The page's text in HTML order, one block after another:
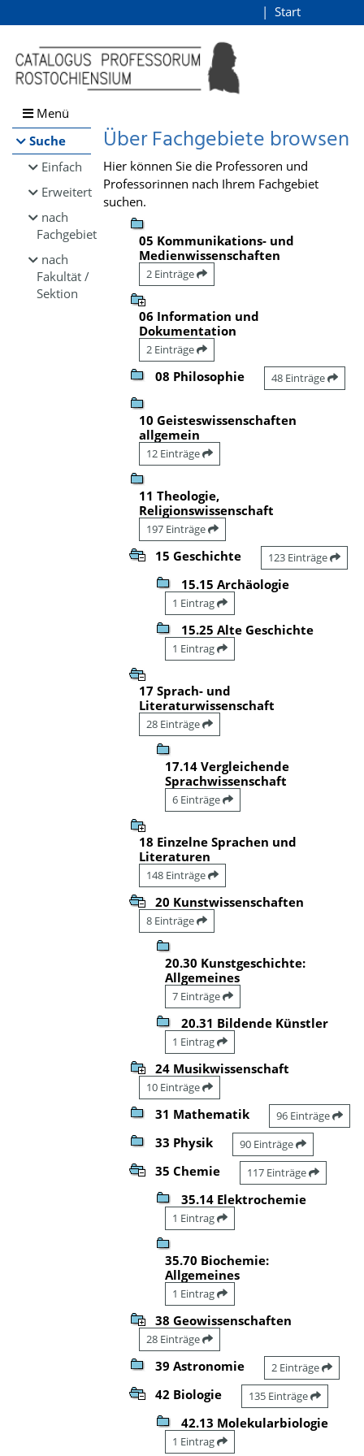
Browsen
direkt zum Inhalt
Start
Menü
Suche
Einfach
Erweitert
nach
Fachgebiet
nach
Fakultät /
Sektion
Über Fachgebiete browsen
Hier können Sie die Professoren und
Professorinnen nach Ihrem Fachgebiet
suchen.
05 Kommunikations- und
Medienwissenschaften
2 Einträge
06 Information und
Dokumentation
2 Einträge
08 Philosophie 48 Einträge
10 Geisteswissenschaften
allgemein
12 Einträge
11 Theologie,
Religionswissenschaft
197 Einträge
15 Geschichte 123 Einträge
15.15 Archäologie
1 Eintrag
15.25 Alte Geschichte
1 Eintrag
17 Sprach- und
Literaturwissenschaft
28 Einträge
17.14 Vergleichende
Sprachwissenschaft
6 Einträge
18 Einzelne Sprachen und
Literaturen
148 Einträge
20 Kunstwissenschaften
8 Einträge
20.30 Kunstgeschichte:
Allgemeines
7 Einträge
20.31 Bildende Künstler
1 Eintrag
24 Musikwissenschaft
10 Einträge
31 Mathematik 96 Einträge
33 Physik 90 Einträge
35 Chemie 117 Einträge
35.14 Elektrochemie
1 Eintrag
35.70 Biochemie:
Allgemeines
1 Eintrag
38 Geowissenschaften
28 Einträge
39 Astronomie 2 Einträge
42 Biologie 135 Einträge
42.13 Molekularbiologie
1 Eintrag